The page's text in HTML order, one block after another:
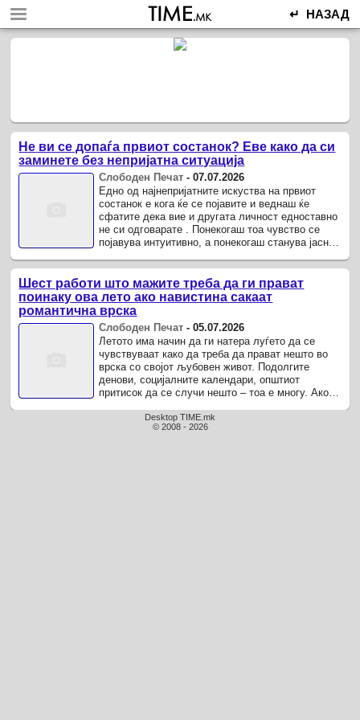
↵ НАЗАД
Не ви се допаѓа првиот состанок? Еве како да си
заминете без непријатна ситуација
Слободен Печат -07.07.2026
Едно од најнепријатните искуства на првиот
состанок е кога ќе се појавите и веднаш ќе
сфатите дека вие и другата личност едноставно
не си одговарате . Понекогаш тоа чувство се
појавува интуитивно, а понекогаш станува јасно
различни ...
Шест работи што мажите треба да ги прават
поинаку ова лето ако навистина сакаат
романтична врска
Слободен Печат -05.07.2026
Летото има начин да ги натера луѓето да се
чувствуваат како да треба да прават нешто во
врска со својот љубовен живот. Подолгите
денови, социјалните календари, општиот
притисок да се случи нешто – тоа е многу. Ако
не само ...Desktop TIME.mk
© 2008 - 2026